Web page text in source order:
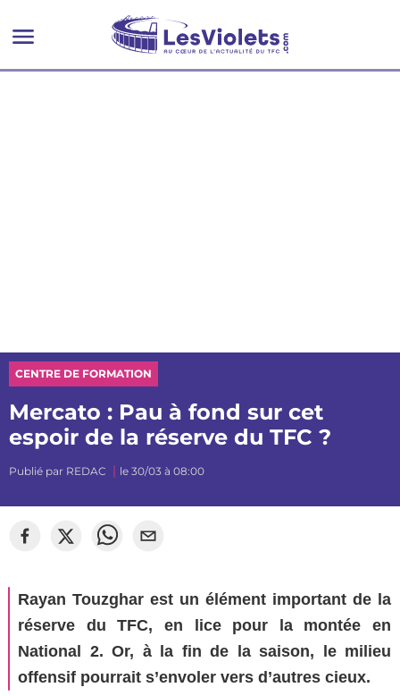
CENTRE DE FORMATION
Mercato : Pau à fond sur cet
espoir de la réserve du TFC ?
Publié par REDAC le 30/03 à 08:00
Rayan Touzghar est un élément important de la
réserve du TFC, en lice pour la montée en
National 2. Or, à la fin de la saison, le milieu
offensif pourrait s’envoler vers d’autres cieux.